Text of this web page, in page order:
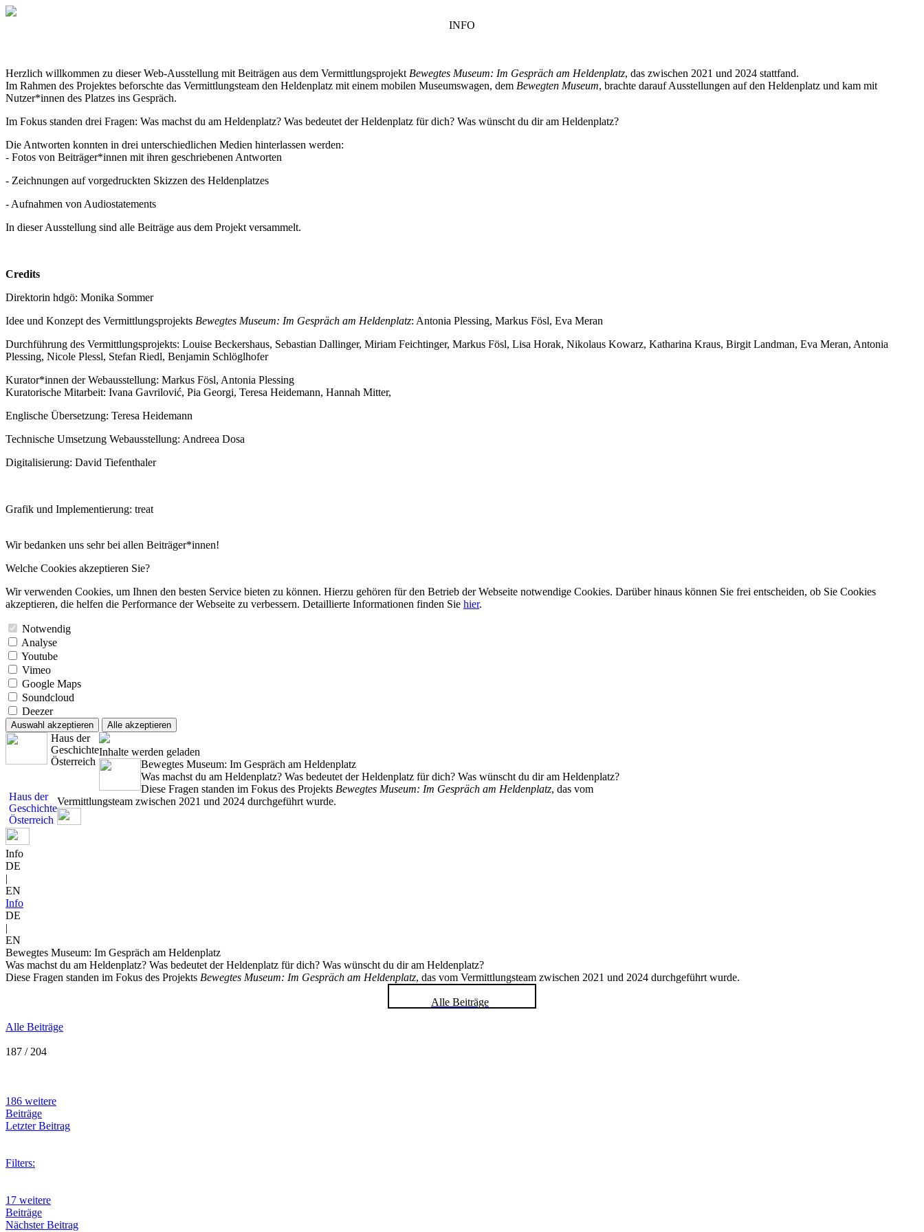
INFO
Herzlich willkommen zu dieser Web-Ausstellung mit Beiträgen aus dem Vermittlungsprojekt Bewegtes Museum: Im Gespräch am Heldenplatz, das zwischen 2021 und 2024 stattfand.
Im Rahmen des Projektes beforschte das Vermittlungsteam den Heldenplatz mit einem mobilen Museumswagen, dem Bewegten Museum, brachte darauf Ausstellungen auf den Heldenplatz und kam mit
Nutzer*innen des Platzes ins Gespräch.
Im Fokus standen drei Fragen: Was machst du am Heldenplatz? Was bedeutet der Heldenplatz für dich? Was wünscht du dir am Heldenplatz?
Die Antworten konnten in drei unterschiedlichen Medien hinterlassen werden:
- Fotos von Beiträger*innen mit ihren geschriebenen Antworten
- Zeichnungen auf vorgedruckten Skizzen des Heldenplatzes
- Aufnahmen von Audiostatements
In dieser Ausstellung sind alle Beiträge aus dem Projekt versammelt.
Credits
Direktorin hdgö: Monika Sommer
Idee und Konzept des Vermittlungsprojekts Bewegtes Museum: Im Gespräch am Heldenplatz: Antonia Plessing, Markus Fösl, Eva Meran
Durchführung des Vermittlungsprojekts: Louise Beckershaus, Sebastian Dallinger, Miriam Feichtinger, Markus Fösl, Lisa Horak, Nikolaus Kowarz, Katharina Kraus, Birgit Landman, Eva Meran, Antonia
Plessing, Nicole Plessl, Stefan Riedl, Benjamin Schlöglhofer
Kurator*innen der Webausstellung: Markus Fösl, Antonia Plessing
Kuratorische Mitarbeit: Ivana Gavrilović, Pia Georgi, Teresa Heidemann, Hannah Mitter,
Englische Übersetzung: Teresa Heidemann
Technische Umsetzung Webausstellung: Andreea Dosa
Digitalisierung: David Tiefenthaler
Grafik und Implementierung: treat
Wir bedanken uns sehr bei allen Beiträger*innen!
Welche Cookies akzeptieren Sie?
Wir verwenden Cookies, um Ihnen den besten Service bieten zu können. Hierzu gehören für den Betrieb der Webseite notwendige Cookies. Darüber hinaus können Sie frei entscheiden, ob Sie Cookies
akzeptieren, die helfen die Performance der Webseite zu verbessern. Detaillierte Informationen finden Sie hier.
Notwendig
Analyse
Youtube
Vimeo
Google Maps
Soundcloud
Deezer
Auswahl akzeptieren Alle akzeptieren
Haus der
Geschichte
Österreich
Inhalte werden geladen
Haus der
Geschichte
Österreich
Bewegtes Museum: Im Gespräch am Heldenplatz
Was machst du am Heldenplatz? Was bedeutet der Heldenplatz für dich? Was wünscht du dir am Heldenplatz?
Diese Fragen standen im Fokus des Projekts Bewegtes Museum: Im Gespräch am Heldenplatz, das vom
Vermittlungsteam zwischen 2021 und 2024 durchgeführt wurde.
Info
DE
|
EN
Info
DE
|
EN
Bewegtes Museum: Im Gespräch am Heldenplatz
Was machst du am Heldenplatz? Was bedeutet der Heldenplatz für dich? Was wünscht du dir am Heldenplatz?
Diese Fragen standen im Fokus des Projekts Bewegtes Museum: Im Gespräch am Heldenplatz, das vom Vermittlungsteam zwischen 2021 und 2024 durchgeführt wurde.
Alle Beiträge
Alle Beiträge
187 / 204
186 weitere
Beiträge
Letzter Beitrag
Filters:
17 weitere
Beiträge
Nächster Beitrag